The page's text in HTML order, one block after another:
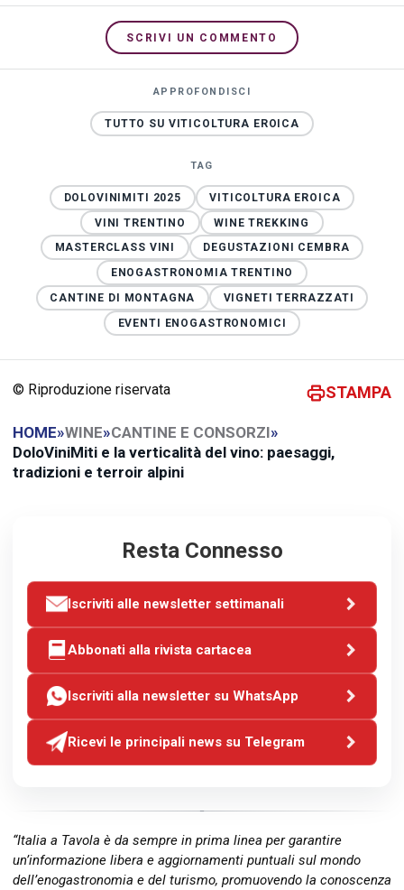
SCRIVI UN COMMENTO
APPROFONDISCI
TUTTO SU VITICOLTURA EROICA
TAG
DOLOVINIMITI 2025
VITICOLTURA EROICA
VINI TRENTINO
WINE TREKKING
MASTERCLASS VINI
DEGUSTAZIONI CEMBRA
ENOGASTRONOMIA TRENTINO
CANTINE DI MONTAGNA
VIGNETI TERRAZZATI
EVENTI ENOGASTRONOMICI
© Riproduzione riservata STAMPA
HOME»WINE»CANTINE E CONSORZI»
DoloViniMiti e la verticalità del vino: paesaggi,
tradizioni e terroir alpini
Resta Connesso
Iscriviti alle newsletter settimanali
Abbonati alla rivista cartacea
Iscriviti alla newsletter su WhatsApp
Ricevi le principali news su Telegram
“Italia a Tavola è da sempre in prima linea per garantire
un’informazione libera e aggiornamenti puntuali sul mondo
dell’enogastronomia e del turismo, promuovendo la conoscenza